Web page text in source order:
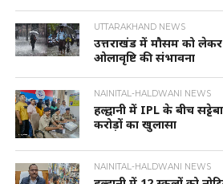
UTTARAKHAND NEWS
उत्तराखंड में मौसम को
ओलावृष्टि की संभावना
NAINITAL-HALDWANI NEWS
हल्द्वानी में IPL के बीच
करोड़ों का खुलासा
NAINITAL-HALDWANI NEWS